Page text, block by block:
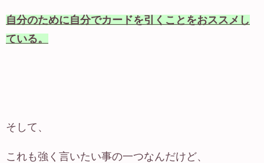
自分のために自分でカードを引くことをおススメし
ている。
そして、
これも強く言いたい事の一つなんだけど、